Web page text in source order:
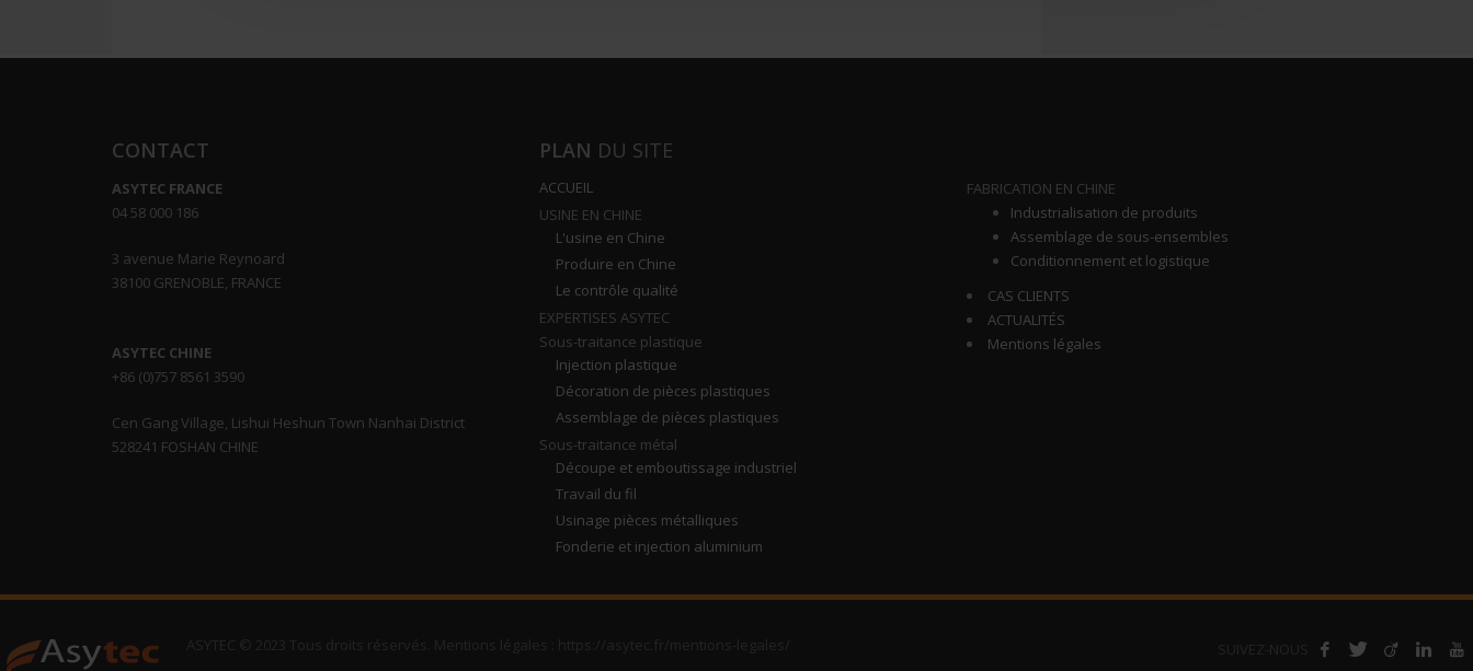
CONTACT
ASYTEC FRANCE
04 58 000 186
3 avenue Marie Reynoard
38100 GRENOBLE, FRANCE
ASYTEC CHINE
+86 (0)757 8561 3590
Cen Gang Village, Lishui Heshun Town Nanhai District
528241 FOSHAN CHINE
PLAN DU SITE
ACCUEIL
USINE EN CHINE
L'usine en Chine
Produire en Chine
Le contrôle qualité
EXPERTISES ASYTEC
Sous-traitance plastique
Injection plastique
Décoration de pièces plastiques
Assemblage de pièces plastiques
Sous-traitance métal
Découpe et emboutissage industriel
Travail du fil
Usinage pièces métalliques
Fonderie et injection aluminium
FABRICATION EN CHINE
Industrialisation de produits
Assemblage de sous-ensembles
Conditionnement et logistique
CAS CLIENTS
ACTUALITÉS
Mentions légales